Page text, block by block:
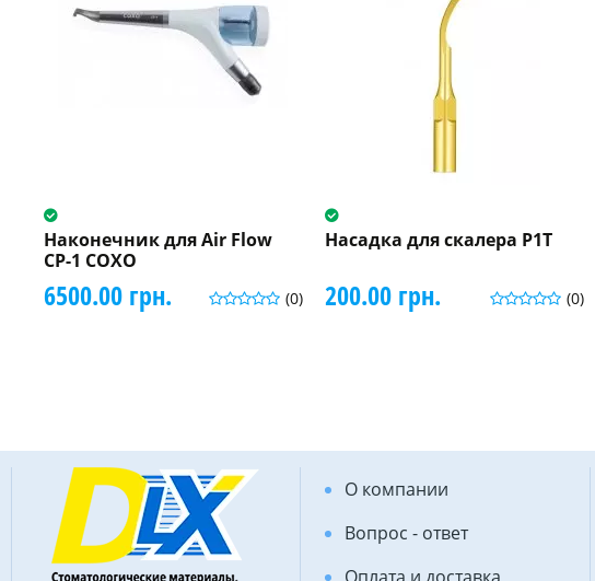
Наконечник для Air Flow
CP-1 COXO
(0)
6500.00 грн.
Насадка для скалера P1T
(0)
200.00 грн.
О компании
Вопрос - ответ